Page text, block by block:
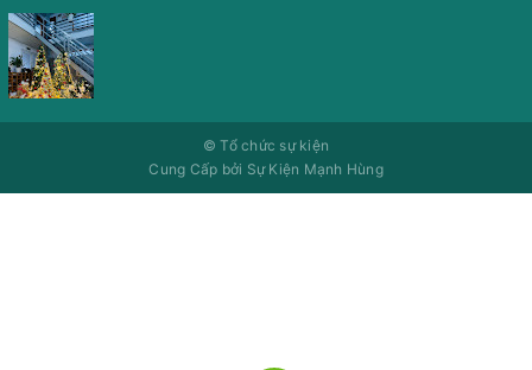
©Tổ chức sự kiện
Cung Cấp bởi Sự Kiện Mạnh Hùng